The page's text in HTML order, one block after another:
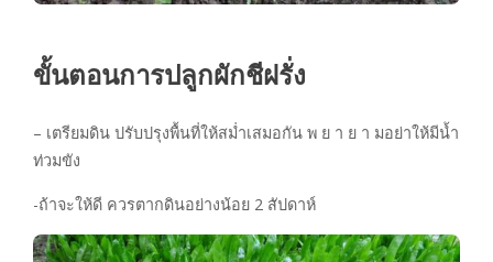
ขั้นตอนการปลูกผักชีฝรั่ง
– เตรียมดิน ปรับปรุงพื้นที่ให้สม่ำเสมอกัน พ ย า ย า มอย่าให้มีน้ำ
ท่วมขัง
-ถ้าจะให้ดี ควรตากดินอย่างน้อย 2 สัปดาห์